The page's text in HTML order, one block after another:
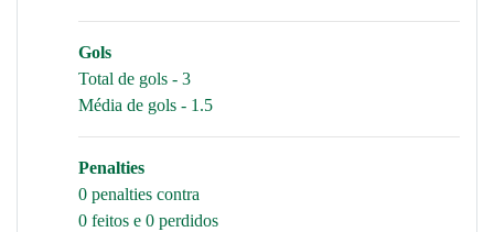
Gols
Total de gols - 3
Média de gols - 1.5
Penalties
0 penalties contra
0 feitos e 0 perdidos